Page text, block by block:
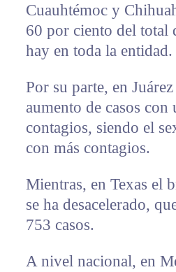
Cuauhtémoc y
60 por ciento del total
hay en toda la entidad.
Por su parte, en
aumento de casos con
contagios, siendo el
con más contagios.
Mientras, en Texas el
se ha desacelerado,
753 casos.
A nivel nacional, en